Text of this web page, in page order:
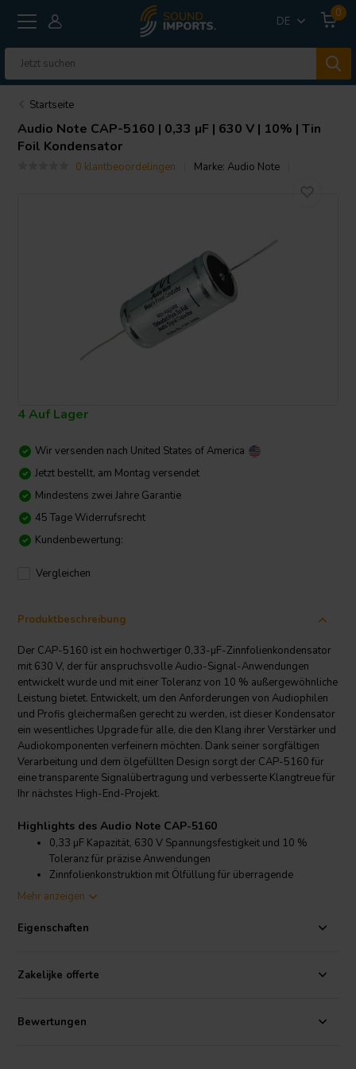
DE
0
Startseite
Audio Note CAP-5160 | 0,33 µF | 630 V | 10% | Tin
Foil Kondensator
0 klantbeoordelingen Marke:Audio Note
4 Auf Lager
Wir versenden nach United States of America
Jetzt bestellt, am Montag versendet
Mindestens zwei Jahre Garantie
45 Tage Widerrufsrecht
Kundenbewertung:
Vergleichen
Produktbeschreibung
Der CAP-5160 ist ein hochwertiger 0,33-µF-Zinnfolienkondensator
mit 630 V, der für anspruchsvolle Audio-Signal-Anwendungen
entwickelt wurde und mit einer Toleranz von 10 % außergewöhnliche
Leistung bietet. Entwickelt, um den Anforderungen von Audiophilen
und Profis gleichermaßen gerecht zu werden, ist dieser Kondensator
ein wesentliches Upgrade für alle, die den Klang ihrer Verstärker und
Audiokomponenten verfeinern möchten. Dank seiner sorgfältigen
Verarbeitung und dem ölgefüllten Design sorgt der CAP-5160 für
eine transparente Signalübertragung und verbesserte Klangtreue für
Ihr nächstes High-End-Projekt.
Highlights des Audio Note CAP-5160
0,33 µF Kapazität, 630 V Spannungsfestigkeit und 10 %
Toleranz für präzise Anwendungen
Zinnfolienkonstruktion mit Ölfüllung für überragende
Klangtransparenz
Entwickelt auf Basis umfangreicher Hörtests und praktischer
Audio-Erfahrung
Mehr anzeigen
Eigenschaften
Zakelijke offerte
Bewertungen